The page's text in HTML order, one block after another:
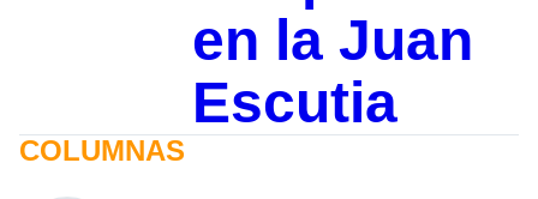
en la Juan
Escutia
COLUMNAS